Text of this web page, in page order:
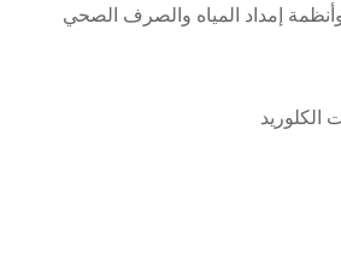
إمداد المياه والصرف الصحي